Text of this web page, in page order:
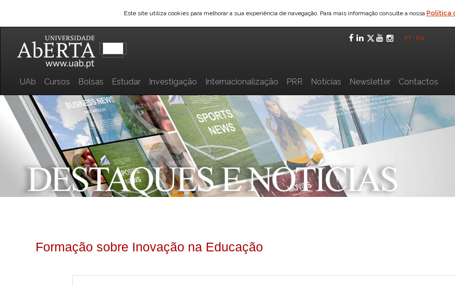
Este site utiliza cookies para melhorar a sua experiência de navegação. Para mais informação consulte a nossa Política
Facebook
LinkedIn
Twitter
YouTube
PT EN
UAb Cursos Bolsas Estudar Investigação Internacionalização PRR Notícias Newsletter Contactos
Formação sobre Inovação na Educação